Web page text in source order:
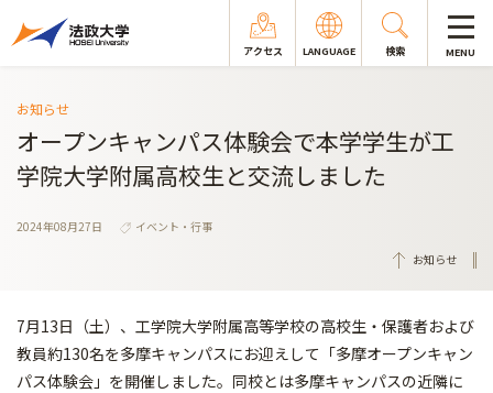
アクセス LANGUAGE 検索 MENU
お知らせ
オープンキャンパス体験会で本学学生が工
学院大学附属高校生と交流しました
2024年08月27日
イベント・行事
お知らせ
7月13日（土）、工学院大学附属高等学校の高校生・保護者および
教員約130名を多摩キャンパスにお迎えして「多摩オープンキャン
パス体験会」を開催しました。同校とは多摩キャンパスの近隣に